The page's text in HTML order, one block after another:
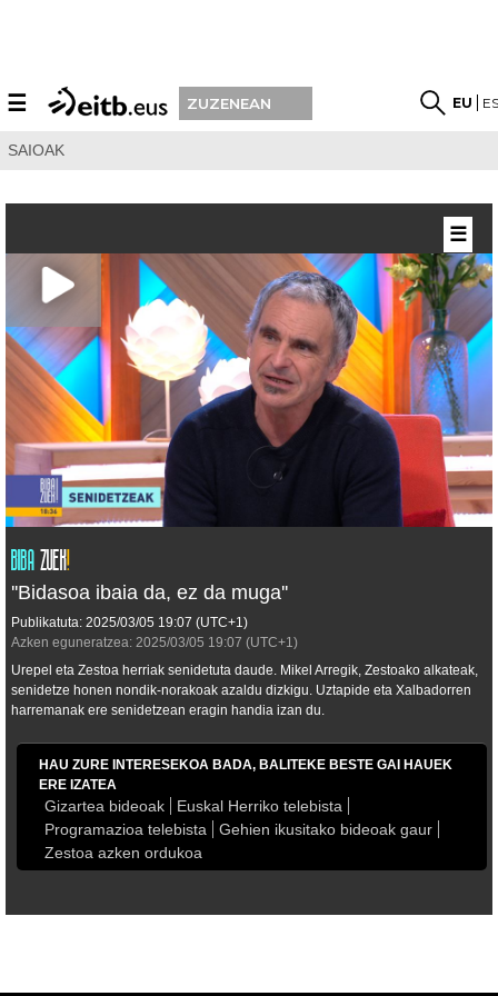
☰ ZUZENEAN EU
SAIOAK
''Bidasoa ibaia da, ez da muga''
Publikatuta: 2025/03/05 19:07 (UTC+1)
Azken eguneratzea: 2025/03/05 19:07 (UTC+1)
Urepel eta Zestoa herriak senidetuta daude. Mikel Arregik, Zestoako alkateak,
senidetze honen nondik-norakoak azaldu dizkigu. Uztapide eta Xalbadorren
harremanak ere senidetzean eragin handia izan du.
HAU ZURE INTERESEKOA BADA, BALITEKE BESTE GAI HAUEK
ERE IZATEA
Gizartea bideoak
Euskal Herriko telebista
Programazioa telebista
Gehien ikusitako bideoak gaur
Zestoa azken ordukoa
☰